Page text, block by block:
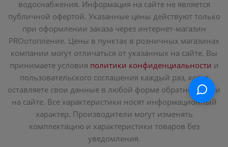
водоснабжения. Информация на сайте не является
публичной офертой. Указанные цены действуют только
при оформлении заказа через интернет-магазин
PROотопление. Цены в пунктах в розничных магазинах
компании могут отличаться от указанных на сайте. Вы
принимаете условия политики конфиденциальности и
пользовательского соглашения каждый раз, когда
оставляете свои данные в любой форме обратной связи
на сайте. Все характеристики носят информационный
характер. Производители могут изменять
комплектацию и характеристики товаров без
уведомления.